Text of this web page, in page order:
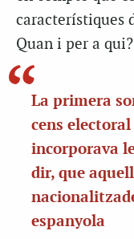
característiques
Quan i per a qui?
La primera
cens
incorporava
dir, que
espanyola